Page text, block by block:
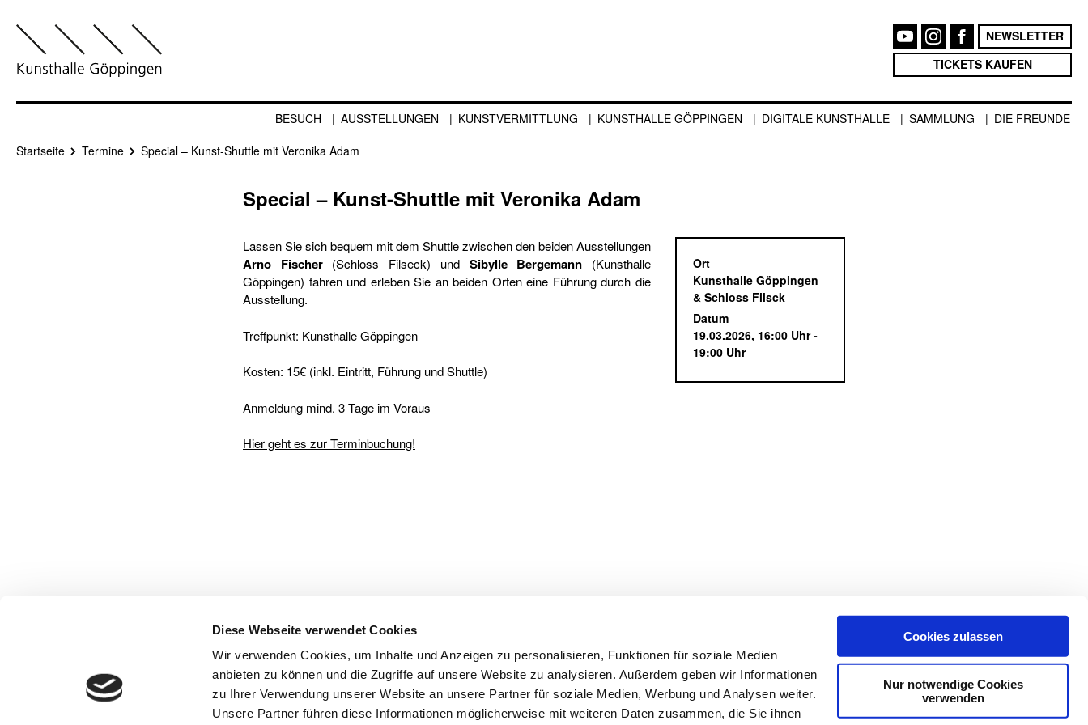
Diese Webseite verwendet Cookies
Wir verwenden Cookies, um Inhalte und Anzeigen zu personalisieren, Funktionen für soziale Medien
anbieten zu können und die Zugriffe auf unsere Website zu analysieren. Außerdem geben wir Informationen
zu Ihrer Verwendung unserer Website an unsere Partner für soziale Medien, Werbung und Analysen weiter.
Unsere Partner führen diese Informationen möglicherweise mit weiteren Daten zusammen, die Sie ihnen
Cookies zulassen
Nur notwendige Cookies
verwenden
NEWSLETTER
TICKETS KAUFEN
BESUCH AUSSTELLUNGEN KUNSTVERMITTLUNG KUNSTHALLE GÖPPINGEN DIGITALE KUNSTHALLE SAMMLUNG
DIE FREUNDE
Startseite
Termine Special – Kunst-Shuttle mit Veronika Adam
Special – Kunst-Shuttle mit Veronika Adam
Ort
Kunsthalle Göppingen
& Schloss Filsck
Datum
19.03.2026, 16:00 Uhr -
19:00 Uhr
Lassen Sie sich bequem mit dem Shuttle zwischen den beiden Ausstellungen
Arno Fischer (Schloss Filseck) und Sibylle Bergemann (Kunsthalle
Göppingen) fahren und erleben Sie an beiden Orten eine Führung durch die
Ausstellung.
Treffpunkt: Kunsthalle Göppingen
Kosten: 15€ (inkl. Eintritt, Führung und Shuttle)
Anmeldung mind. 3 Tage im Voraus
Hier geht es zur Terminbuchung!